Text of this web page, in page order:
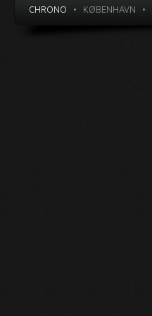
CHRONO • KØBENHAVN •